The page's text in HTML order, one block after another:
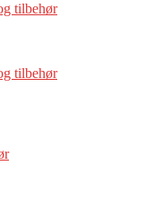
tilbehør
tilbehør